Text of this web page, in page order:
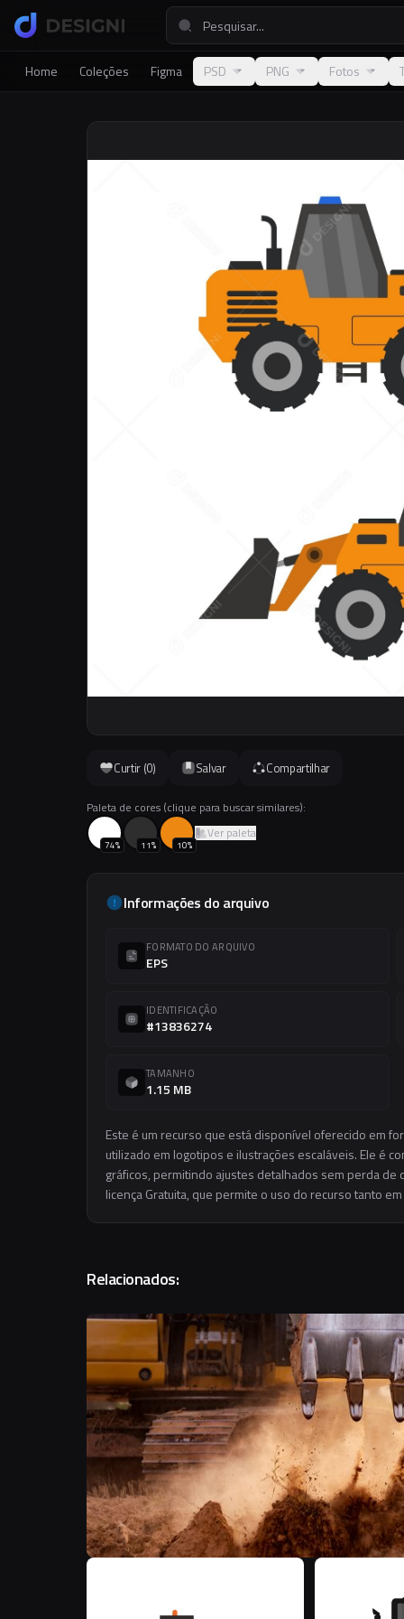
Home Coleções Figma PSD PNG Fotos
Curtir (0) Salvar Compartilhar
Paleta de cores (clique para buscar similares):
74% 11% 10%
Ver paleta
Informações do arquivo
FORMATO DO ARQUIVO
EPS
IDENTIFICAÇÃO
#13836274
TAMANHO
1.15 MB
Este é um recurso que está disponível oferecido em
utilizado em logotipos e ilustrações escaláveis. Ele é
gráficos, permitindo ajustes detalhados sem perda
licença Gratuita, que permite o uso do recurso tanto
Relacionados:
F